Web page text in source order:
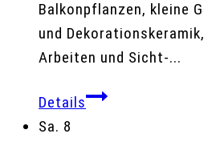
Balkonpflanzen, kleine
und
Arbeiten und Sicht-...
Details
Sa. 8